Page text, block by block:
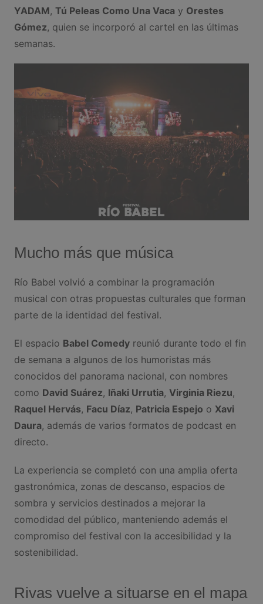
YADAM, Tú Peleas Como Una Vacay Orestes
Gómez, quien se incorporó al cartel en las últimas
semanas.
Mucho más que música
Río Babel volvió a combinar la programación
musical con otras propuestas culturales que forman
parte de la identidad del festival.
El espacio Babel Comedyreunió durante todo el fin
de semana a algunos de los humoristas más
conocidos del panorama nacional, con nombres
como David Suárez, Iñaki Urrutia, Virginia Riezu,
Raquel Hervás, Facu Díaz, Patricia Espejo o Xavi
Daura, además de varios formatos de podcast en
directo.
La experiencia se completó con una amplia oferta
gastronómica, zonas de descanso, espacios de
sombra y servicios destinados a mejorar la
comodidad del público, manteniendo además el
compromiso del festival con la accesibilidad y la
sostenibilidad.
Rivas vuelve a situarse en el mapa